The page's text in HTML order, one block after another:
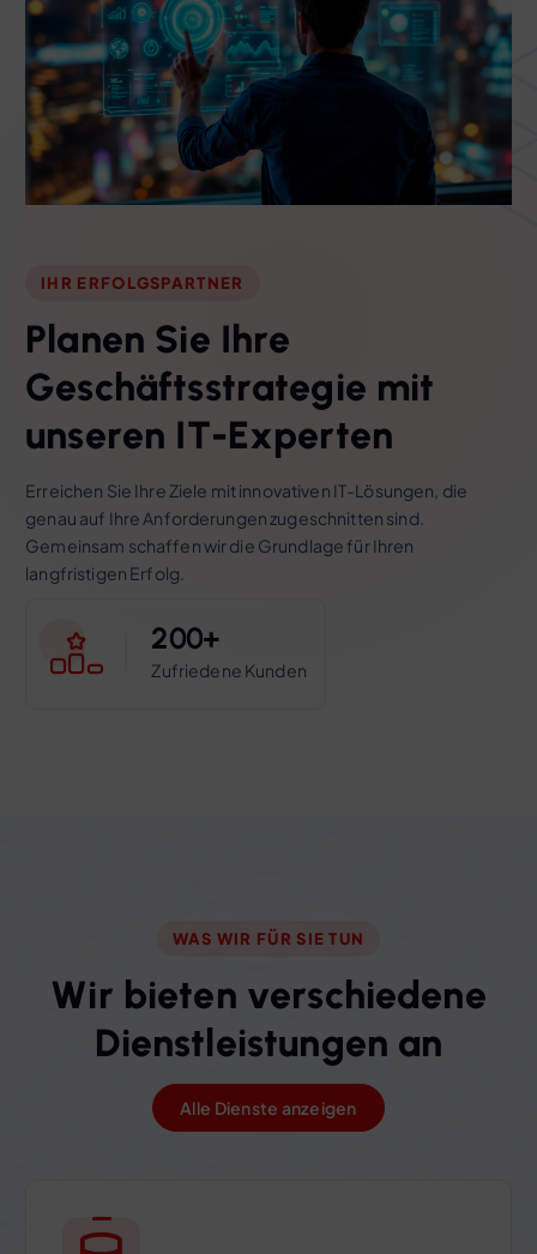
IHR ERFOLGSPARTNER
P anen Sie I hre
Geschäftsstrategie mit
unseren IT-Experten
Erreichen Sie Ihre Ziele mit innovativen IT-Lösungen, die
genau auf Ihre Anforderungen zugeschnitten sind.
Gemeinsam schaffen wir die Grundlage für Ihren
langfristigen Erfolg.
200+
Zufriedene Kunden
WAS WIR FÜR SIE TUN
Wir bieten verschiedene
Dienstleistungen an
Alle Dienste anzeigen